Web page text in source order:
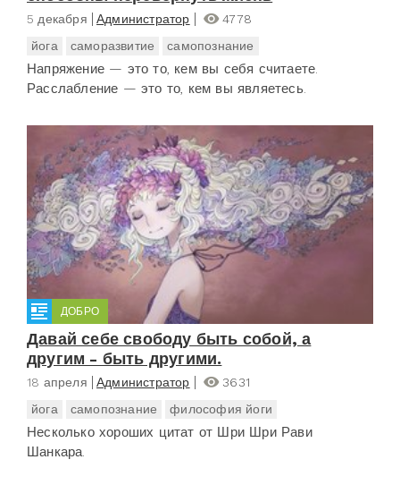
5 декабря Администратор
4778
йога
саморазвитие самопознание
Напряжение — это то, кем вы себя считаете.
Расслабление — это то, кем вы являетесь.
ДОБРО
Давай себе свободу быть собой, а
другим - быть другими.
18 апреля Администратор
3631
йога
самопознание философия йоги
Несколько хороших цитат от Шри Шри Рави
Шанкара.